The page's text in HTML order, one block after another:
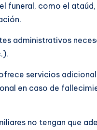
funeral, como el
administrativos
servicios
en caso de
no tengan que